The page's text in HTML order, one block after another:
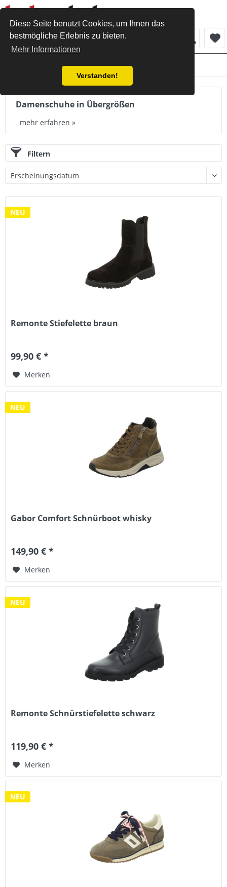
Diese Seite benutzt Cookies, um Ihnen das
bestmögliche Erlebnis zu bieten.
Mehr Informationen
Verstanden!
Menü
Damenschuhe in Übergrößen
mehr erfahren »
Filtern
NEU
Remonte Stiefelette braun
99,90 € *
Merken
NEU
Gabor Comfort Schnürboot whisky
149,90 € *
Merken
NEU
Remonte Schnürstiefelette schwarz
119,90 € *
Merken
NEU